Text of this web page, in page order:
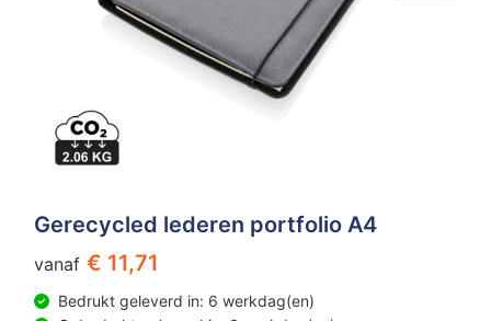
Gerecycled lederen portfolio A4
vanaf € 11,71
Bedrukt geleverd in: 6 werkdag(en)